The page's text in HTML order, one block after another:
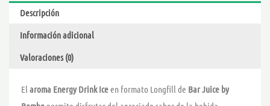
–
BOMBO
BAR
JUICE
Descripción
Información adicional
Valoraciones (0)
El aroma Energy Drink Iceen formato Longfill de Bar Juice by